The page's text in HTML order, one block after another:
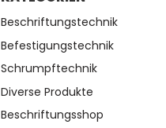
Beschriftungstechnik
Befestigungstechnik
Schrumpftechnik
Diverse Produkte
Beschriftungsshop